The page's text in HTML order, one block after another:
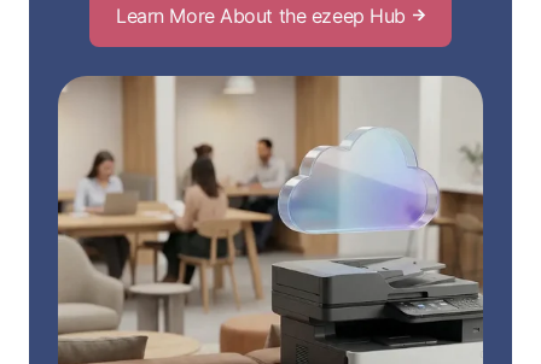
Learn More About the ezeep Hub